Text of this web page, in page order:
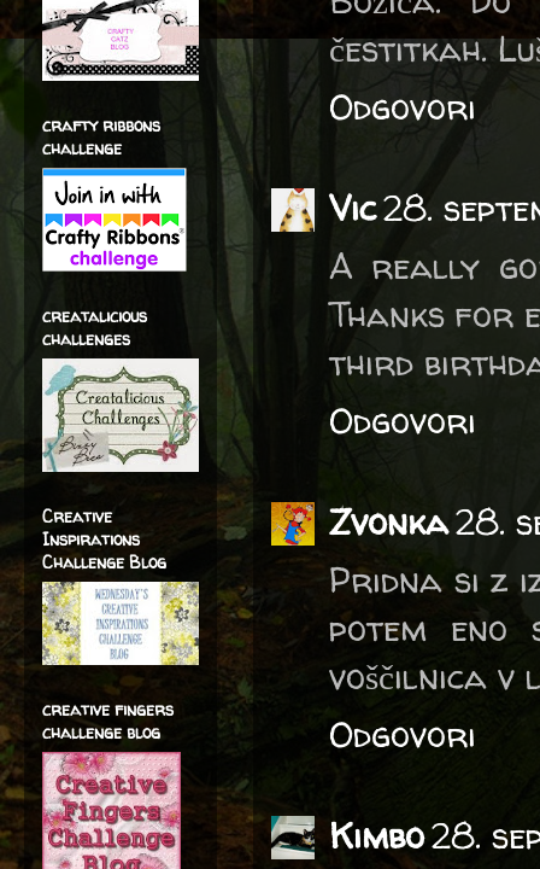
čestitkah.
Odgovori
Vic28.
A really
Thanks for
third
Odgovori
Zvonka28.
Pridna si z
potem
voščilnica v
Odgovori
Kimbo28.
crafty ribbons
challenge
creatalicious
challenges
Creative
Inspirations
Challenge Blog
creative fingers
challenge blog